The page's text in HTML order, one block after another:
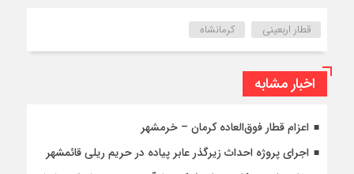
قطار اربعینی کرمانشاه
اخبار مشابه
اعزام قطار فوق‌العاده کرمان – خرمشهر
اجرای پروژه احداث زیرگذر عابر پیاده در حریم ریلی قائمشهر